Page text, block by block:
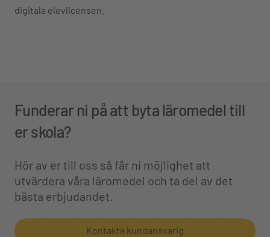
digitala elevlicensen.
Funderar ni på att byta läromedel till
er skola?
Hör av er till oss så får ni möjlighet att
utvärdera våra läromedel och ta del av det
bästa erbjudandet.
Kontakta kundansvarig